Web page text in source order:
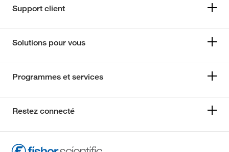
Support client
Solutions pour vous
Programmes et services
Restez connecté